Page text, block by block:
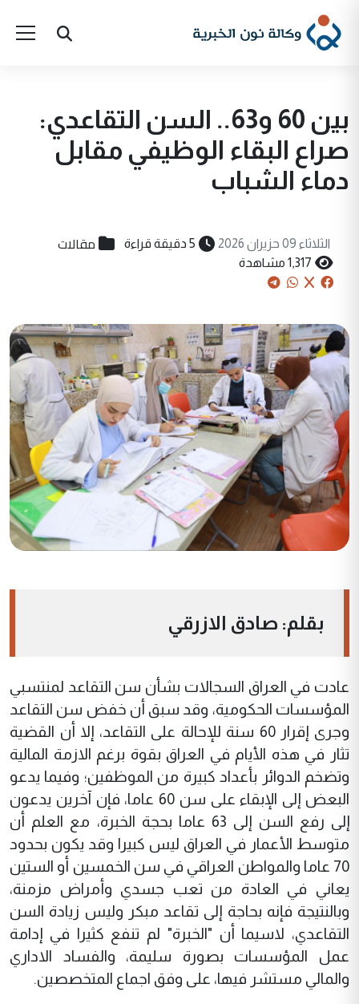
بين 60 و63.. السن التقاعدي:
صراع البقاء الوظيفي مقابل
دماء الشباب
الثلاثاء 09 حزيران 2026 5 دقيقة قراءة مقالات
1,317 مشاهدة
بقلم: صادق الازرقي
عادت في العراق السجالات بشأن سن التقاعد لمنتسبي
المؤسسات الحكومية، وقد سبق أن خفض سن التقاعد
وجرى إقرار 60 سنة للإحالة على التقاعد، إلا أن القضية
تثار في هذه الأيام في العراق بقوة برغم الازمة المالية
وتضخم الدوائر بأعداد كبيرة من الموظفين؛ وفيما يدعو
البعض إلى الإبقاء على سن 60 عاما، فإن آخرين يدعون
إلى رفع السن إلى 63 عاما بحجة الخبرة، مع العلم أن
متوسط الأعمار في العراق ليس كبيرا وقد يكون بحدود
70 عاما والمواطن العراقي في سن الخمسين أو الستين
يعاني في العادة من تعب جسدي وأمراض مزمنة،
وبالنتيجة فإنه بحاجة إلى تقاعد مبكر وليس زيادة السن
التقاعدي، لاسيما أن "الخبرة" لم تنفع كثيرا في إدامة
عمل المؤسسات بصورة سليمة، والفساد الاداري
والمالي مستشر فيها، على وفق اجماع المتخصصين.